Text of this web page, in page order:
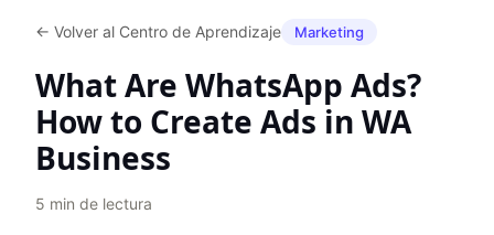
← Volver al Centro de Aprendizaje Marketing
What Are WhatsApp Ads?
How to Create Ads in WA
Business
5 min de lectura